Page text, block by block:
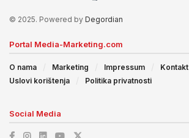
© 2025. Powered by Degordian
Portal Media-Marketing.com
O nama Marketing Impressum
Kontakt
Uslovi korištenja
Politika privatnosti
Social Media